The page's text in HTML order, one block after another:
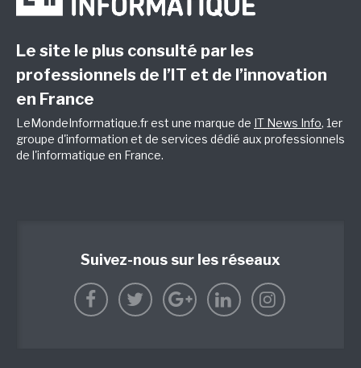
Le site le plus consulté par les
professionnels de l’IT et de l’innovation
en France
LeMondeInformatique.fr est une marque de IT News Info, 1er
groupe d'information et de services dédié aux professionnels
de l'informatique en France.
Suivez-nous sur les réseaux